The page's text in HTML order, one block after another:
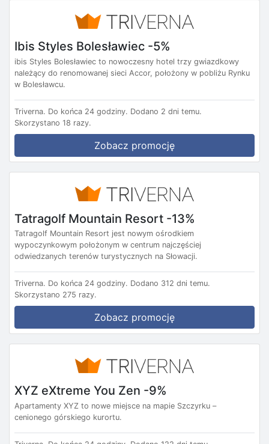
Ibis Styles Bolesławiec -5%
ibis Styles Bolesławiec to nowoczesny hotel trzy gwiazdkowy
należący do renomowanej sieci Accor, położony w pobliżu Rynku
w Bolesławcu.
Triverna. Do końca 24 godziny. Dodano 2 dni temu.
Skorzystano 18 razy.
Zobacz promocję
Tatragolf Mountain Resort -13%
Tatragolf Mountain Resort jest nowym ośrodkiem
wypoczynkowym położonym w centrum najczęściej
odwiedzanych terenów turystycznych na Słowacji.
Triverna. Do końca 24 godziny. Dodano 312 dni temu.
Skorzystano 275 razy.
Zobacz promocję
XYZ eXtreme You Zen -9%
Apartamenty XYZ to nowe miejsce na mapie Szczyrku –
cenionego górskiego kurortu.